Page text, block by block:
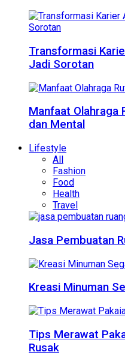
Transformasi
Jadi Sorotan
Manfaat Olahraga
dan Mental
Lifestyle
All
Fashion
Food
Health
Travel
Jasa Pembuatan
Kreasi Minuman
Tips Merawat
Rusak